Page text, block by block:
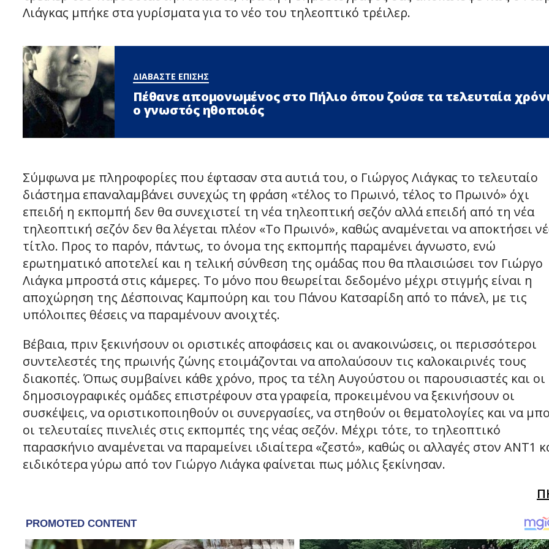
Λιάγκας μπήκε στα γυρίσματα για το νέο του τηλεοπτικό τρέιλερ.
ΔΙΑΒΑΣΤΕ ΕΠΙΣΗΣ
Πέθανε απομονωμένος στο Πήλιο όπου ζούσε τα τελευταία
ο γνωστός ηθοποιός
Σύμφωνα με πληροφορίες που έφτασαν στα αυτιά του, ο Γιώργος Λιάγκας το τελευταίο
διάστημα επαναλαμβάνει συνεχώς τη φράση «τέλος το Πρωινό, τέλος το Πρωινό» όχι
επειδή η εκπομπή δεν θα συνεχιστεί τη νέα τηλεοπτική σεζόν αλλά επειδή από τη νέα
τηλεοπτική σεζόν δεν θα λέγεται πλέον «Το Πρωινό», καθώς αναμένεται να αποκτήσει
τίτλο. Προς το παρόν, πάντως, το όνομα της εκπομπής παραμένει άγνωστο, ενώ
ερωτηματικό αποτελεί και η τελική σύνθεση της ομάδας που θα πλαισιώσει τον Γιώργο
Λιάγκα μπροστά στις κάμερες. Το μόνο που θεωρείται δεδομένο μέχρι στιγμής είναι η
αποχώρηση της Δέσποινας Καμπούρη και του Πάνου Κατσαρίδη από το πάνελ, με τις
υπόλοιπες θέσεις να παραμένουν ανοιχτές.
Βέβαια, πριν ξεκινήσουν οι οριστικές αποφάσεις και οι ανακοινώσεις, οι περισσότεροι
συντελεστές της πρωινής ζώνης ετοιμάζονται να απολαύσουν τις καλοκαιρινές τους
διακοπές. Όπως συμβαίνει κάθε χρόνο, προς τα τέλη Αυγούστου οι παρουσιαστές και οι
δημοσιογραφικές ομάδες επιστρέφουν στα γραφεία, προκειμένου να ξεκινήσουν οι
συσκέψεις, να οριστικοποιηθούν οι συνεργασίες, να στηθούν οι θεματολογίες και να
οι τελευταίες πινελιές στις εκπομπές της νέας σεζόν. Μέχρι τότε, το τηλεοπτικό
παρασκήνιο αναμένεται να παραμείνει ιδιαίτερα «ζεστό», καθώς οι αλλαγές στον ΑΝΤ1
ειδικότερα γύρω από τον Γιώργο Λιάγκα φαίνεται πως μόλις ξεκίνησαν.